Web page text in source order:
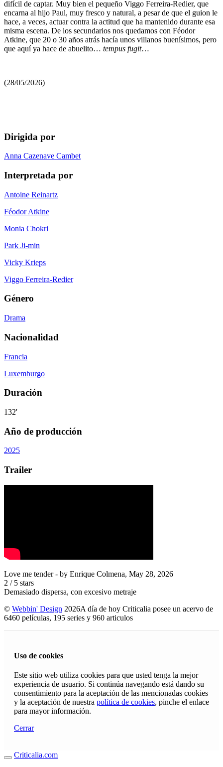
difícil de captar. Muy bien el pequeño Viggo Ferreira-Redier, que
encarna al hijo Paul, muy fresco y natural, a pesar de que el guion le
hace, a veces, actuar contra la actitud que ha mantenido durante esa
misma escena. De los secundarios nos quedamos con Féodor
Atkine, que 20 o 30 años atrás hacía unos villanos buenísimos, pero
que aquí ya hace de abuelito… tempus fugit…
(28/05/2026)
Dirigida por
Anna Cazenave Cambet
Interpretada por
Antoine Reinartz
Féodor Atkine
Monia Chokri
Park Ji-min
Vicky Krieps
Viggo Ferreira-Redier
Género
Drama
Nacionalidad
Francia
Luxemburgo
Duración
132'
Año de producción
2025
Trailer
Love me tender- by Enrique Colmena, May 28, 2026
2 / 5 stars
Demasiado dispersa, con excesivo metraje
© Webbin' Design 2026A día de hoy Criticalia posee un acervo de
6460 películas, 195 series y 960 articulos
Uso de cookies
Este sitio web utiliza cookies para que usted tenga la mejor
experiencia de usuario. Si continúa navegando está dando su
consentimiento para la aceptación de las mencionadas cookies
y la aceptación de nuestra política de cookies, pinche el enlace
para mayor información.
Cerrar
Criticalia.com